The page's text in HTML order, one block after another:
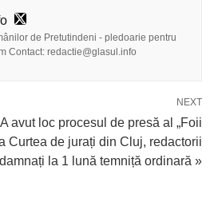
de Pretutindeni - pledoarie pentru
Contact: redactie@glasul.info
NEXT
avut loc procesul de presă al „Foii
Curtea de jurați din Cluj, redactorii
la 1 lună temniță ordinară »